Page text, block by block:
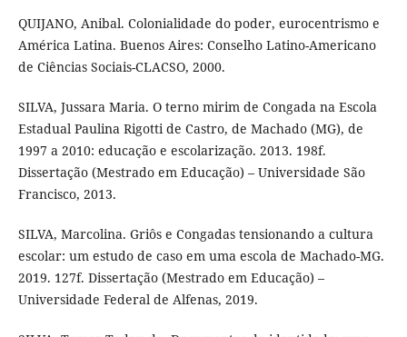
QUIJANO, Anibal. Colonialidade do poder, eurocentrismo e
América Latina. Buenos Aires: Conselho Latino-Americano
de Ciências Sociais-CLACSO, 2000.
SILVA, Jussara Maria. O terno mirim de Congada na Escola
Estadual Paulina Rigotti de Castro, de Machado (MG), de
1997 a 2010: educação e escolarização. 2013. 198f.
Dissertação (Mestrado em Educação) – Universidade São
Francisco, 2013.
SILVA, Marcolina. Griôs e Congadas tensionando a cultura
escolar: um estudo de caso em uma escola de Machado-MG.
2019. 127f. Dissertação (Mestrado em Educação) –
Universidade Federal de Alfenas, 2019.